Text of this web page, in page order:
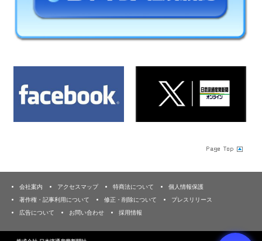
会社案内 アクセスマップ 特商法について
個人情報保護
著作権・記事利用について
修正・削除について
プレスリリース
広告について
お問い合わせ 採用情報